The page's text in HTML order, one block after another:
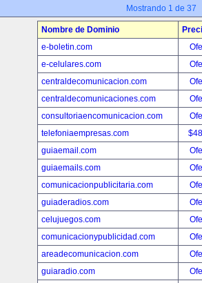
Mostrando 1 de 37
Nombre de Dominio
e-boletin.com
e-celulares.com
centraldecomunicacion.com
centraldecomunicaciones.com
consultoriaencomunicacion.com
telefoniaempresas.com
guiaemail.com
guiaemails.com
comunicacionpublicitaria.com
guiaderadios.com
celujuegos.com
comunicacionypublicidad.com
areadecomunicacion.com
guiaradio.com